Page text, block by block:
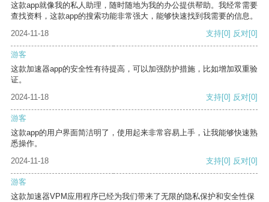
这款app就像我的私人助理，随时随地为我的办公提供帮助。我经常需要
查找资料，这款app的搜索功能非常强大，能够快速找到我需要的信息。
2024-11-18
支持[0] 反对[0]
游客
这款加速器app的安全性有待提高，可以加强防护措施，比如增加双重验
证。
2024-11-18
支持[0] 反对[0]
游客
这款app的用户界面简洁明了，使用起来非常容易上手，让我能够快速熟
悉操作。
2024-11-18
支持[0] 反对[0]
游客
这款加速器VPM应用程序已经为我们带来了无限的隐私保护和安全性保